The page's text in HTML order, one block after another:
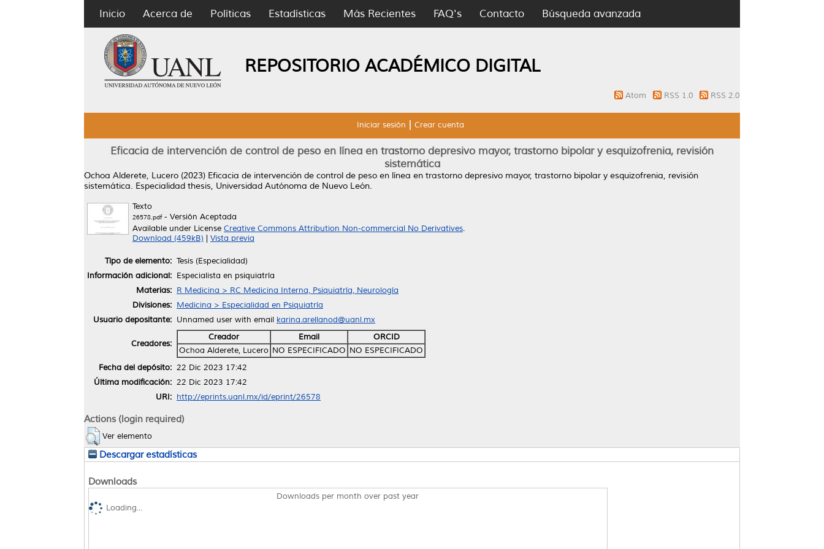
Inicio Acerca de Políticas Estadísticas Más Recientes FAQ's Contacto Búsqueda avanzada
REPOSITORIO ACADÉMICO DIGITAL
Atom RSS 1.0 RSS 2.0
Iniciar sesión Crear cuenta
Eficacia de intervención de control de peso en línea en trastorno depresivo mayor, trastorno bipolar y esquizofrenia, revisión
sistemática
Ochoa Alderete, Lucero (2023) Eficacia de intervención de control de peso en línea en trastorno depresivo mayor, trastorno bipolar y esquizofrenia, revisión
sistemática. Especialidad thesis, Universidad Autónoma de Nuevo León.
Texto
26578.pdf- Versión Aceptada
Available under License Creative Commons Attribution Non-commercial No Derivatives.
Download (459kB)
Vista previa
Tipo de elemento: Tesis (Especialidad)
Información adicional: Especialista en psiquiatría
Materias: R Medicina > RC Medicina Interna, Psiquiatría, Neurología
Divisiones: Medicina > Especialidad en Psiquiatría
Usuario depositante: Unnamed user with email karina.arellanod@uanl.mx
Creadores:
Creador Email
ORCID
Ochoa Alderete, Lucero NO ESPECIFICADO NO ESPECIFICADO
Fecha del depósito: 22 Dic 2023 17:42
Última modificación: 22 Dic 2023 17:42
URI: http://eprints.uanl.mx/id/eprint/26578
Actions (login required)
Ver elemento
Descargar estadísticas
Downloads
Downloads per month over past year
Loading...